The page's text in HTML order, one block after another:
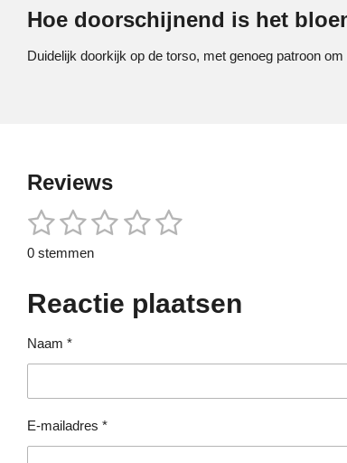
Hoe doorschijnend is het
Duidelijk doorkijk op de torso, met genoeg patroon
Reviews
R
a
t
n
g
:
t
1
s
e
r
2
s
e
r
r
e
n
3
s
e
r
e
n
4
e
r
e
5
e
r
e
S
e
n
0 stemmen
Reactie plaatsen
Naam *
E-mailadres *